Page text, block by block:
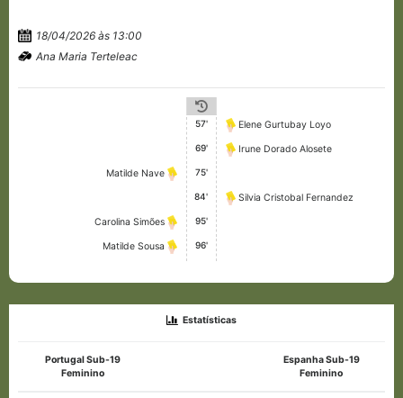
18/04/2026 às 13:00
Ana Maria Terteleac
57' Elene Gurtubay Loyo
69' Irune Dorado Alosete
Matilde Nave 75'
84' Silvia Cristobal Fernandez
Carolina Simões 95'
Matilde Sousa 96'
Estatísticas
Portugal Sub-19
Feminino
Espanha Sub-19
Feminino